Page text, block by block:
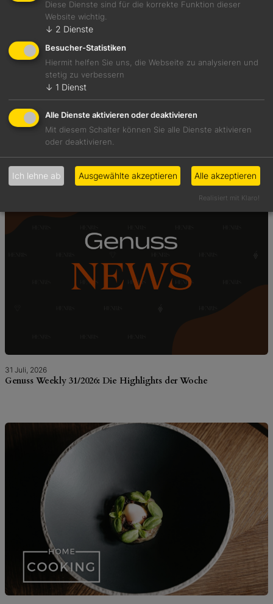
31 Juli, 2026
Hätten Sie es gewusst?
31 Juli, 2026
Genuss Weekly 31/2026: Die Highlights der Woche
Diese Dienste sind für die korrekte Funktion dieser
Website wichtig.
↓ 2 Dienste
Besucher-Statistiken
Hiermit helfen Sie uns, die Webseite zu analysieren und
stetig zu verbessern
↓ 1 Dienst
Alle Dienste aktivieren oder deaktivieren
Mit diesem Schalter können Sie alle Dienste aktivieren
oder deaktivieren.
Ich lehne ab Ausgewählte akzeptieren Alle akzeptieren
Realisiert mit Klaro!